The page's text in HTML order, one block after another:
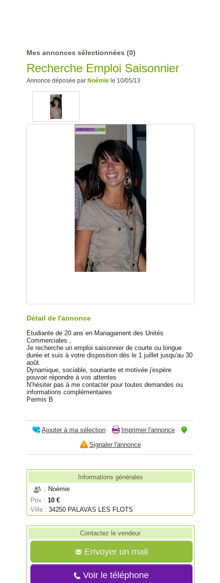
Mes annonces sélectionnées (0)
Recherche Emploi Saisonnier
Annonce déposée par Noémie le 10/05/13
Détail de l'annonce
Etudiante de 20 ans en Managament des Unités
Commerciales ,
Je recherche un emploi saisonnier de courte ou longue
durée et suis à votre disposition dès le 1 juillet jusqu'au 30
août.
Dynamique, sociable, souriante et motivée j'espère
pouvoir répondre à vos attentes
N’hésiter pas à me contacter pour toutes demandes ou
informations complémentaires
Permis B
Ajouter à ma sélection
Imprimer l'annonce
Signaler l'annonce
Informations générales
: Noémie
Prix : 10 €
Ville :34250 PALAVAS LES FLOTS
Contactez le vendeur
Envoyer un mail
Voir le téléphone